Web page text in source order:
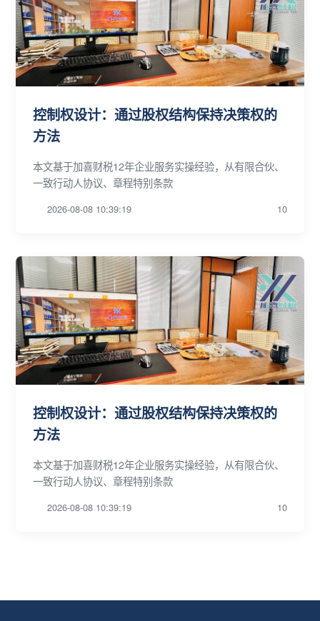
控制权设计：通过股权结构保持决策权的
方法
本文基于加喜财税12年企业服务实操经验，从有限合伙、
一致行动人协议、章程特别条款
2026-08-08 10:39:19 10
控制权设计：通过股权结构保持决策权的
方法
本文基于加喜财税12年企业服务实操经验，从有限合伙、
一致行动人协议、章程特别条款
2026-08-08 10:39:19 10